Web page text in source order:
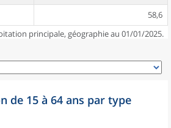
58,6
principale, géographie au 01/01/2025.
de 15 à 64 ans par type